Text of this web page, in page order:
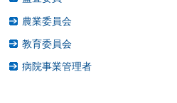
農業委員会
教育委員会
病院事業管理者